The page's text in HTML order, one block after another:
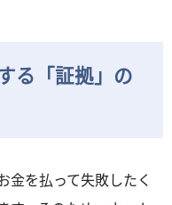
る「証拠」の
金を払って失敗したく